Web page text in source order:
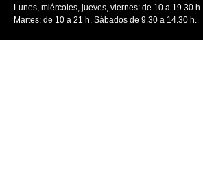
Lunes, miércoles, jueves, viernes: de 10 a 19.30 h.
Martes: de 10 a 21 h. Sábados de 9.30 a 14.30 h.